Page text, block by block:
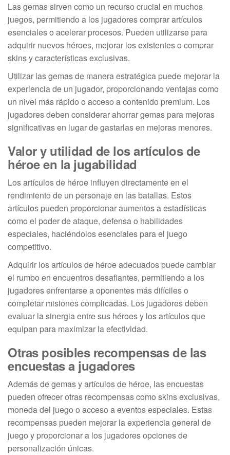
Las gemas sirven como un recurso crucial en muchos
juegos, permitiendo a los jugadores comprar artículos
esenciales o acelerar procesos. Pueden utilizarse para
adquirir nuevos héroes, mejorar los existentes o comprar
skins y características exclusivas.
Utilizar las gemas de manera estratégica puede mejorar la
experiencia de un jugador, proporcionando ventajas como
un nivel más rápido o acceso a contenido premium. Los
jugadores deben considerar ahorrar gemas para mejoras
significativas en lugar de gastarlas en mejoras menores.
Valor y utilidad de los artículos de
héroe en la jugabilidad
Los artículos de héroe influyen directamente en el
rendimiento de un personaje en las batallas. Estos
artículos pueden proporcionar aumentos a estadísticas
como el poder de ataque, defensa o habilidades
especiales, haciéndolos esenciales para el juego
competitivo.
Adquirir los artículos de héroe adecuados puede cambiar
el rumbo en encuentros desafiantes, permitiendo a los
jugadores enfrentarse a oponentes más difíciles o
completar misiones complicadas. Los jugadores deben
evaluar la sinergia entre sus héroes y los artículos que
equipan para maximizar la efectividad.
Otras posibles recompensas de las
encuestas a jugadores
Además de gemas y artículos de héroe, las encuestas
pueden ofrecer otras recompensas como skins exclusivas,
moneda del juego o acceso a eventos especiales. Estas
recompensas pueden mejorar la experiencia general de
juego y proporcionar a los jugadores opciones de
personalización únicas.